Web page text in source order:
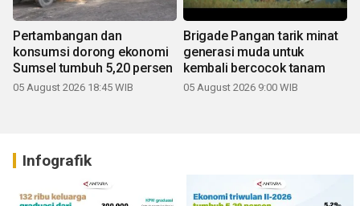
Pertambangan dan
konsumsi dorong ekonomi
Sumsel tumbuh 5,20 persen
05 August 2026 18:45 WIB
Brigade Pangan tarik minat
generasi muda untuk
kembali bercocok tanam
05 August 2026 9:00 WIB
Infografik